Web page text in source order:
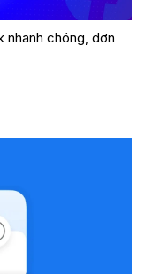
nhanh chóng, đơn